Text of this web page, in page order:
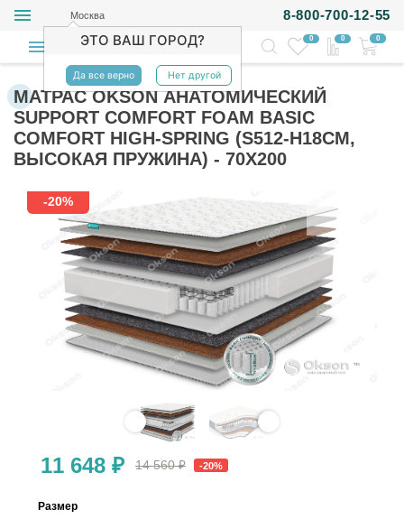
Москва
ЭТО ВАШ ГОРОД?
Да все верно Нет другой
8-800-700-12-55
0 0 0
МАТРАС OKSON АНАТОМИЧЕСКИЙ
SUPPORT COMFORT FOAM BASIC
COMFORT HIGH-SPRING (S512-H18СМ,
ВЫСОКАЯ ПРУЖИНА) - 70Х200
-20%
Размер
11 648 ₽ 14 560 ₽ -20%